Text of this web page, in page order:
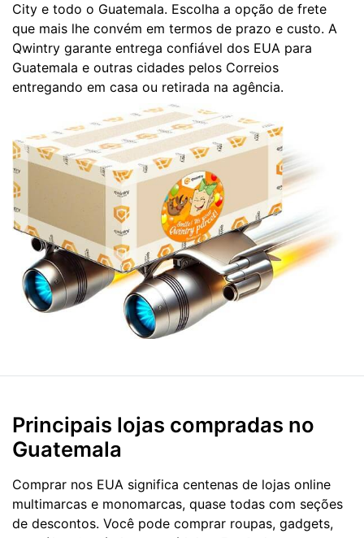
City e todo o Guatemala. Escolha a opção de frete
que mais lhe convém em termos de prazo e custo. A
Qwintry garante entrega confiável dos EUA para
Guatemala e outras cidades pelos Correios
entregando em casa ou retirada na agência.
Principais lojas compradas no
Guatemala
Comprar nos EUA significa centenas de lojas online
multimarcas e monomarcas, quase todas com seções
de descontos. Você pode comprar roupas, gadgets,